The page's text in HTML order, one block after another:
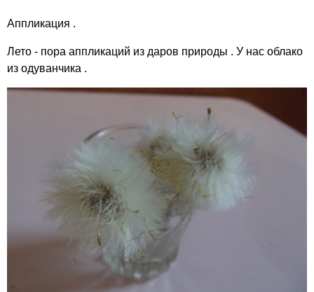
Аппликация .
Лето - пора аппликаций из даров природы . У нас облако
из одуванчика .